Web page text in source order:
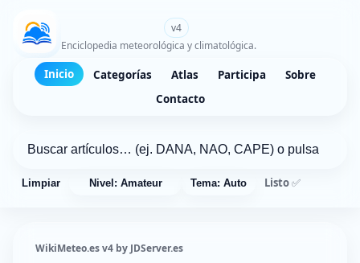
v4
Enciclopedia meteorológica y climatológica.
Inicio Categorías Atlas Participa
Sobre
Contacto
Limpiar Nivel: Amateur Tema: Auto Listo ✅
WikiMeteo.es v4 by JDServer.es